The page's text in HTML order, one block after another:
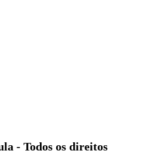
- Todos os direitos